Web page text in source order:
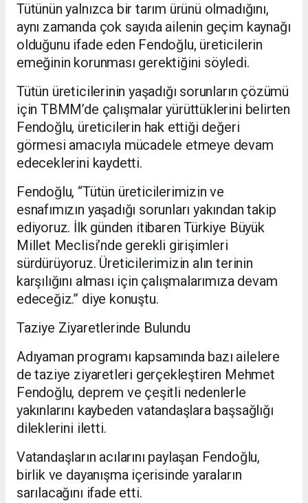
Tütünün yalnızca bir tarım ürünü olmadığını,
aynı zamanda çok sayıda ailenin geçim kaynağı
olduğunu ifade eden Fendoğlu, üreticilerin
emeğinin korunması gerektiğini söyledi.
Tütün üreticilerinin yaşadığı sorunların çözümü
için TBMM’de çalışmalar yürüttüklerini belirten
Fendoğlu, üreticilerin hak ettiği değeri
görmesi amacıyla mücadele etmeye devam
edeceklerini kaydetti.
Fendoğlu, “Tütün üreticilerimizin ve
esnafımızın yaşadığı sorunları yakından takip
ediyoruz. İlk günden itibaren Türkiye Büyük
Millet Meclisi’nde gerekli girişimleri
sürdürüyoruz. Üreticilerimizin alın terinin
karşılığını alması için çalışmalarımıza devam
edeceğiz.” diye konuştu.
Taziye Ziyaretlerinde Bulundu
Adıyaman programı kapsamında bazı ailelere
de taziye ziyaretleri gerçekleştiren Mehmet
Fendoğlu, deprem ve çeşitli nedenlerle
yakınlarını kaybeden vatandaşlara başsağlığı
dileklerini iletti.
Vatandaşların acılarını paylaşan Fendoğlu,
birlik ve dayanışma içerisinde yaraların
sarılacağını ifade etti.